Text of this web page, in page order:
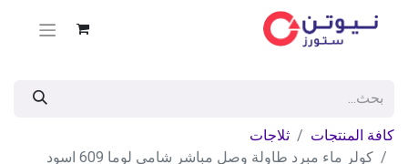
كافة المنتجات
ثلاجات
كولر ماء مبرد طاولة وصل مباشر شامي لوما 609 اسود